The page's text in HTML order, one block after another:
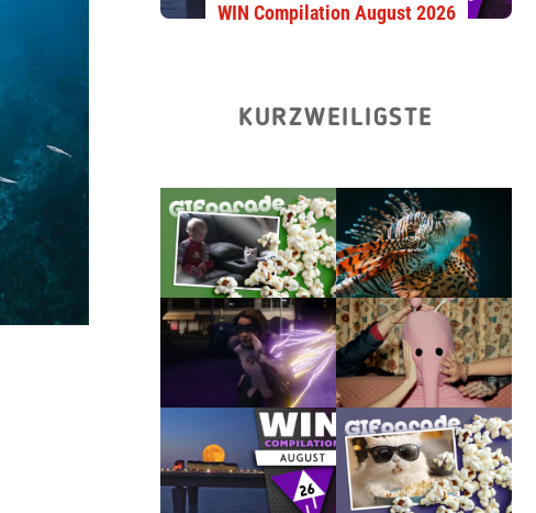
WIN Compilation August 2026
KURZWEILIGSTE